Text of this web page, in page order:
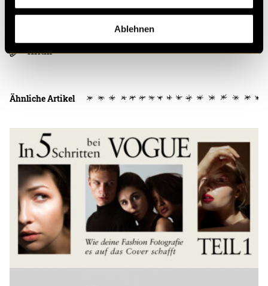
Ablehnen
Kritik
Ähnliche Artikel